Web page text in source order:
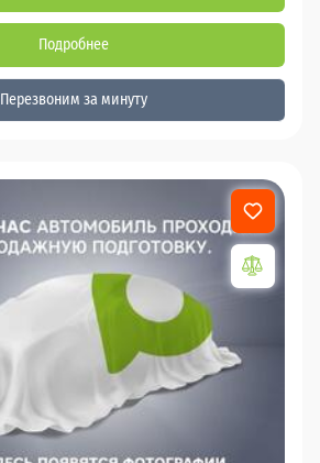
Подробнее
Перезвоним за минуту